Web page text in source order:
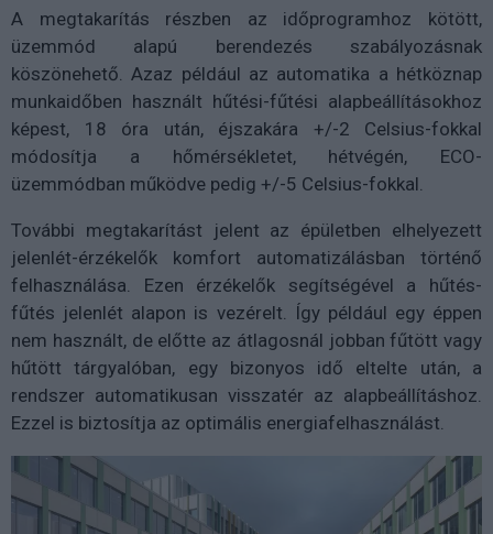
A megtakarítás részben az időprogramhoz kötött,
üzemmód alapú berendezés szabályozásnak
köszönehető. Azaz például az automatika a hétköznap
munkaidőben használt hűtési-fűtési alapbeállításokhoz
képest, 18 óra után, éjszakára +/-2 Celsius-fokkal
módosítja a hőmérsékletet, hétvégén, ECO-
üzemmódban működve pedig +/-5 Celsius-fokkal.
További megtakarítást jelent az épületben elhelyezett
jelenlét-érzékelők komfort automatizálásban történő
felhasználása. Ezen érzékelők segítségével a hűtés-
fűtés jelenlét alapon is vezérelt. Így például egy éppen
nem használt, de előtte az átlagosnál jobban fűtött vagy
hűtött tárgyalóban, egy bizonyos idő eltelte után, a
rendszer automatikusan visszatér az alapbeállításhoz.
Ezzel is biztosítja az optimális energiafelhasználást.